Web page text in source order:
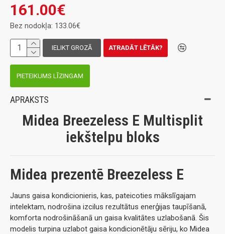
161.00€
Bez nodokļa: 133.06€
IELIKT GROZĀ ATRADĀT LĒTĀK?
PIETEIKUMS LĪZINGAM
APRAKSTS
Midea Breezeless E Multisplit
iekštelpu bloks
Midea prezentē Breezeless E
Jauns gaisa kondicionieris, kas, pateicoties mākslīgajam
intelektam, nodrošina izcilus rezultātus enerģijas taupīšanā,
komforta nodrošināšanā un gaisa kvalitātes uzlabošanā. Šis
modelis turpina uzlabot gaisa kondicionētāju sēriju, ko Midea